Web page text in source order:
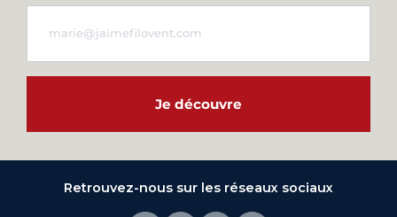
Je découvre
Retrouvez-nous sur les réseaux sociaux